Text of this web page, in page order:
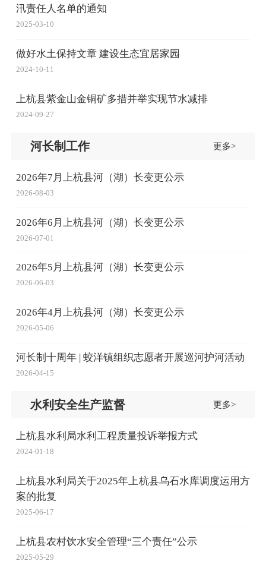
汛责任人名单的通知
2025-03-10
做好水土保持文章 建设生态宜居家园
2024-10-11
上杭县紫金山金铜矿多措并举实现节水减排
2024-09-27
河长制工作 更多>
2026年7月上杭县河（湖）长变更公示
2026-08-03
2026年6月上杭县河（湖）长变更公示
2026-07-01
2026年5月上杭县河（湖）长变更公示
2026-06-03
2026年4月上杭县河（湖）长变更公示
2026-05-06
河长制十周年 | 蛟洋镇组织志愿者开展巡河护河活动
2026-04-15
水利安全生产监督 更多>
上杭县水利局水利工程质量投诉举报方式
2024-01-18
上杭县水利局关于2025年上杭县乌石水库调度运用方
案的批复
2025-06-17
上杭县农村饮水安全管理“三个责任”公示
2025-05-29